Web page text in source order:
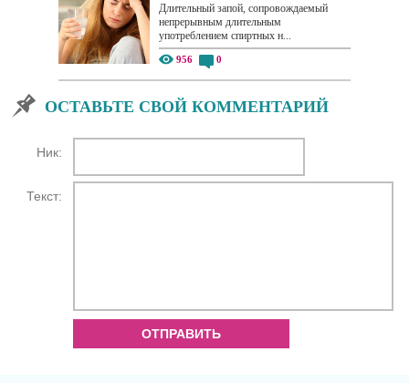
Длительный запой, сопровождаемый
непрерывным длительным
употреблением спиртных н...
956 0
ОСТАВЬТЕ СВОЙ КОММЕНТАРИЙ
Ник:
Текст:
ОТПРАВИТЬ